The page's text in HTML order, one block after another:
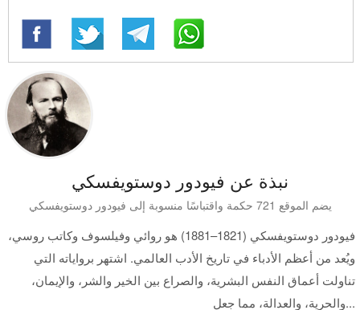
نبذة عن فيودور دوستويفسكي
يضم الموقع 721 حكمة واقتباسًا منسوبة إلى فيودور دوستويفسكي
فيودور دوستويفسكي (1821–1881) هو روائي وفيلسوف وكاتب روسي،
ويُعد من أعظم الأدباء في تاريخ الأدب العالمي. اشتهر برواياته التي
تناولت أعماق النفس البشرية، والصراع بين الخير والشر، والإيمان،
والحرية، والعدالة، مما جعل...